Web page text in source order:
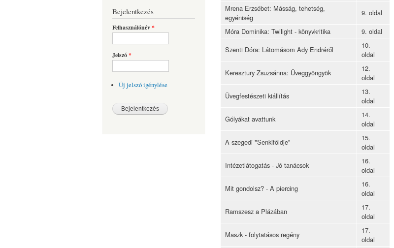
Bejelentkezés
Felhasználónév*
Jelszó*
Új jelszó igénylése
Mrena Erzsébet: Másság, tehetség,
egyéniség
9. oldal
Móra Dominika: Twilight - könyvkritika
9. oldal
Szenti Dóra: Látomásom Ady Endréről
10.
oldal
Keresztury Zsuzsánna: Üveggyöngyök
12.
oldal
Üvegfestészeti kiállítás
13.
oldal
Gólyákat avattunk
14.
oldal
A szegedi "Senkiföldje"
15.
oldal
Intézetlátogatás - Jó tanácsok
16.
oldal
Mit gondolsz? - A piercing
16.
oldal
Ramszesz a Plázában
17.
oldal
Maszk - folytatásos regény
17.
oldal